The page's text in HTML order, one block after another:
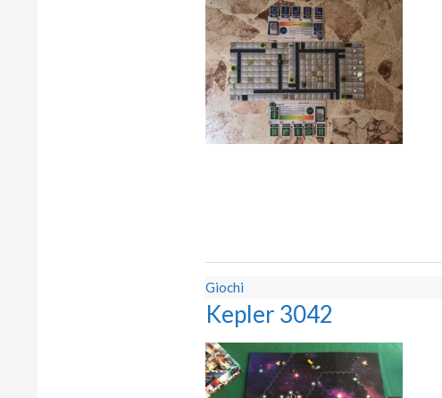
Giochi
Kepler 3042